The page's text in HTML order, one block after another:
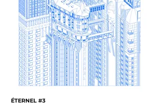
ÉTERNEL #3